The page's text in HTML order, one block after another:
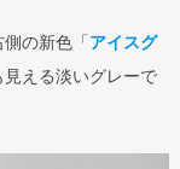
側の新色「アイスグ
える淡いグレーで